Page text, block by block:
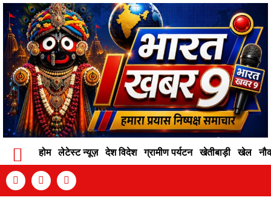
होम लेटेस्ट न्यूज़ देश विदेश ग्रामीण पर्यटन खेतीबाड़ी खेल